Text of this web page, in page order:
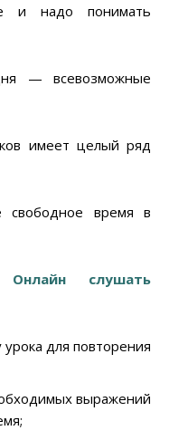
и надо понимать
— всевозможные
имеет целый ряд
свободное время в
Онлайн слушать
для повторения
выражений